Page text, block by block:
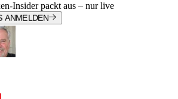
Insider packt aus – nur live
ANMELDEN